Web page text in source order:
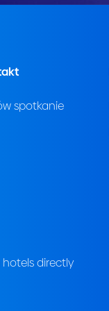
spotkanie
directly